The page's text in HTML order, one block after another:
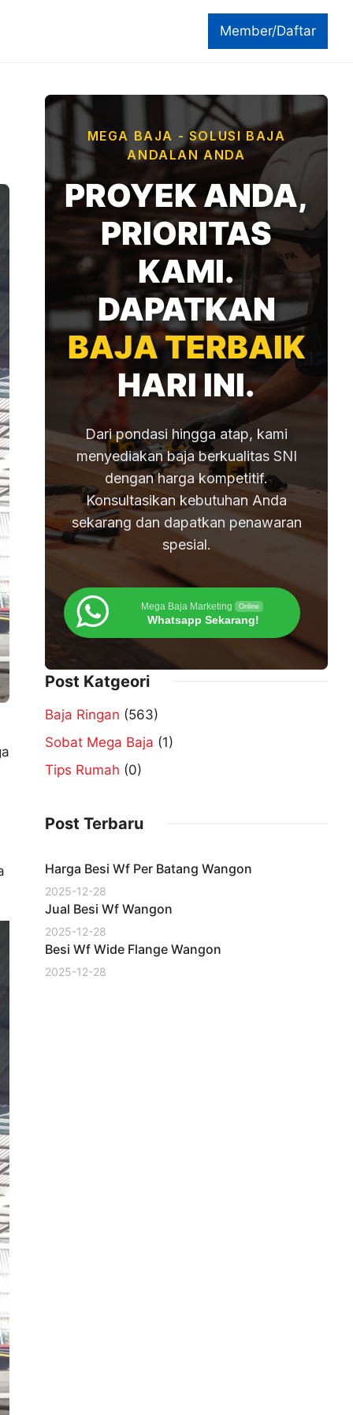
Member/Daftar
MEGA BAJA - SOLUSI BAJA
ANDALAN ANDA
PROYEK ANDA,
PRIORITAS
KAMI.
DAPATKAN
BAJA TERBAIK
HARI INI.
Dari pondasi hingga atap, kami
menyediakan baja berkualitas SNI
dengan harga kompetitif.
Konsultasikan kebutuhan Anda
sekarang dan dapatkan penawaran
spesial.
Mega Baja Marketing Online
Whatsapp Sekarang!
Post Katgeori
Baja Ringan (563)
Sobat Mega Baja (1)
Tips Rumah (0)
Post Terbaru
Harga Besi Wf Per Batang Wangon
2025-12-28
Jual Besi Wf Wangon
2025-12-28
Besi Wf Wide Flange Wangon
2025-12-28